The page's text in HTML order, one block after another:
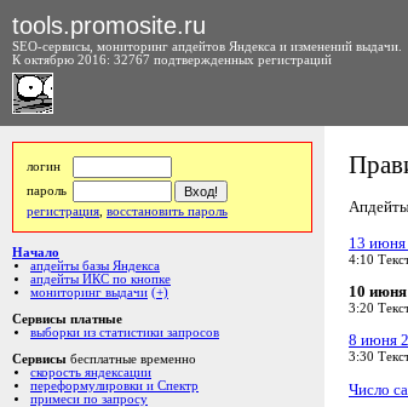
tools.promosite.ru
SEO-сервисы, мониторинг апдейтов Яндекса и изменений выдачи.
К октябрю 2016: 32767 подтвержденных регистраций
логин
пароль
регистрация восстановить пароль
Начало
апдейты базы Яндекса
апдейты ИКС по кнопке
мониторинг выдачи (+)
Сервисы платные
выборки из статистики запросов
Сервисы бесплатные временно
скорость яндексации
переформулировки и Спектр
примеси по запросу
13 июня
4:10
10
3:20
8 июня
3:30
Число